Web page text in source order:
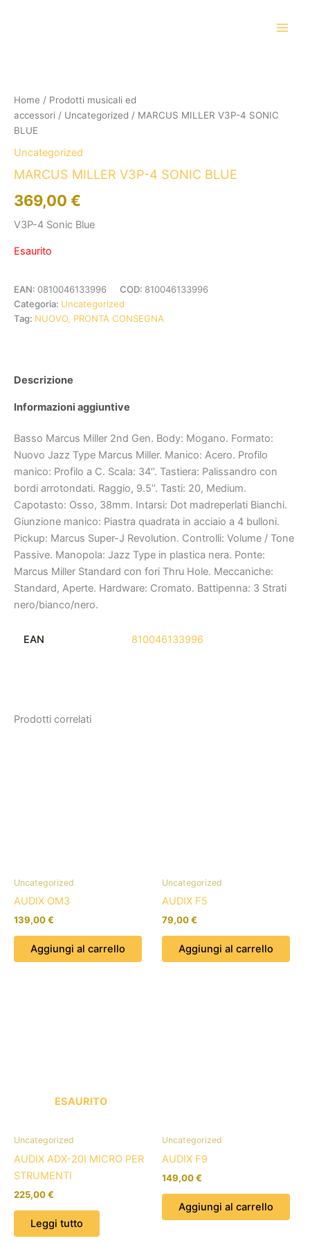
Home / Prodotti musicali ed
accessori / Uncategorized / MARCUS MILLER V3P-4 SONIC
BLUE
Uncategorized
MARCUS MILLER V3P-4 SONIC BLUE
369,00 €
V3P-4 Sonic Blue
Esaurito
EAN: 0810046133996 COD: 810046133996
Categoria: Uncategorized
Tag: NUOVO, PRONTA CONSEGNA
Descrizione
Informazioni aggiuntive
Basso Marcus Miller 2nd Gen. Body: Mogano. Formato:
Nuovo Jazz Type Marcus Miller. Manico: Acero. Profilo
manico: Profilo a C. Scala: 34’’. Tastiera: Palissandro con
bordi arrotondati. Raggio, 9.5’’. Tasti: 20, Medium.
Capotasto: Osso, 38mm. Intarsi: Dot madreperlati Bianchi.
Giunzione manico: Piastra quadrata in acciaio a 4 bulloni.
Pickup: Marcus Super-J Revolution. Controlli: Volume / Tone
Passive. Manopola: Jazz Type in plastica nera. Ponte:
Marcus Miller Standard con fori Thru Hole. Meccaniche:
Standard, Aperte. Hardware: Cromato. Battipenna: 3 Strati
nero/bianco/nero.
EAN 810046133996
Prodotti correlati
Uncategorized
AUDIX OM3
139,00€
Aggiungi al carrello
Uncategorized
AUDIX F5
79,00€
Aggiungi al carrello
ESAURITO
Uncategorized
AUDIX ADX-20I MICRO PER
STRUMENTI
225,00€
Leggi tutto
Uncategorized
AUDIX F9
149,00€
Aggiungi al carrello